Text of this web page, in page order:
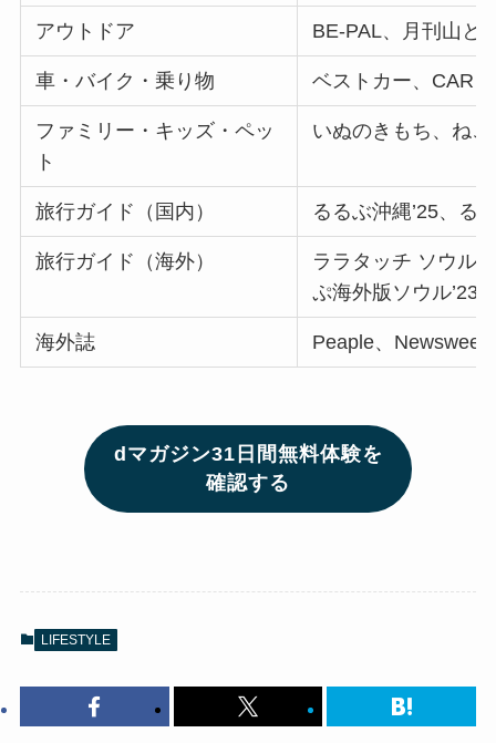
アウトドア BE-PAL、月刊山と
車・バイク・乗り物 ベストカー、CAR
ファミリー・キッズ・ペッ
ト
いぬのきもち、ね
旅行ガイド（国内） るるぶ沖縄’25、る
旅行ガイド（海外）
ララタッチ ソウル
ぷ海外版ソウル’23
海外誌 Peaple、
dマガジン31日間無料体験を
確認する
LIFESTYLE